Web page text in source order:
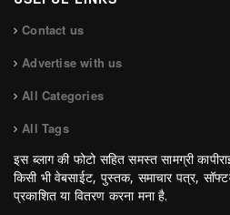
Contact us
Advertise with us
All Categories
All Tags
इस ब्लाग की फोटो सहित समस्त सामग्री
किसी भी वेबसाईट, पुस्तक, समाचार पत्र,
प्रकाशित या वितरण करना मना है.